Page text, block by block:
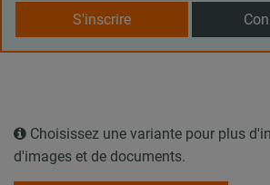
S'inscrire
Choisissez une variante pour plus
d'images et de documents.